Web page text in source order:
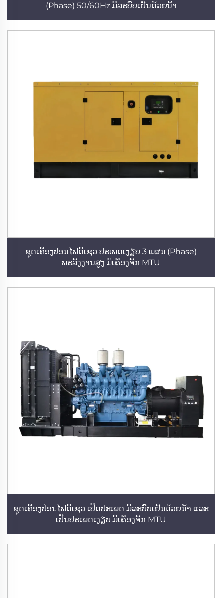
(Phase) 50/60Hz ມີລະບົບເຢັນດ້ວຍນ້ຳ
ຊຸດເຄື່ອງປ່ອນໄຟດີເຊວ ປະເພດເງຽບ 3 ແຜນ (Phase)
ພະລັງງານສູງ ມີເຄື່ອງຈັກ MTU
ຊຸດເຄື່ອງປ່ອນໄຟດີເຊວ ເປີດປະເພດ ມີລະບົບເຢັນດ້ວຍນ້ຳ ແລະ
ເປັນປະເພດເງຽບ ມີເຄື່ອງຈັກ MTU